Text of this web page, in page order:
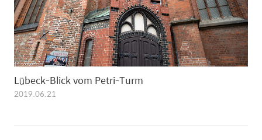
Lübeck-Blick vom Petri-Turm
2019.06.21